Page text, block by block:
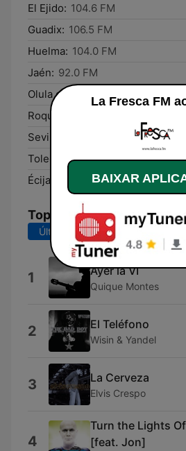
El Ejido: 104.6 FM
Guadix: 106.5 FM
Huelma: 104.0 FM
Jaén: 92.0 FM
Olula del Río:
94.0 FM
Roquetas de Mar:
Sevilla:
Toledo:
90.5 FM
Écija:
102.2 FM
Top Músicas
Últimos 7 dias Últimos 30
1 Ayer la VI
Quique Montes
2 El Teléfono
Wisin & Yandel
3 La Cerveza
Elvis Crespo
4
Turn the Lights
[feat. Jon]
La Fresca FM
BAIXAR